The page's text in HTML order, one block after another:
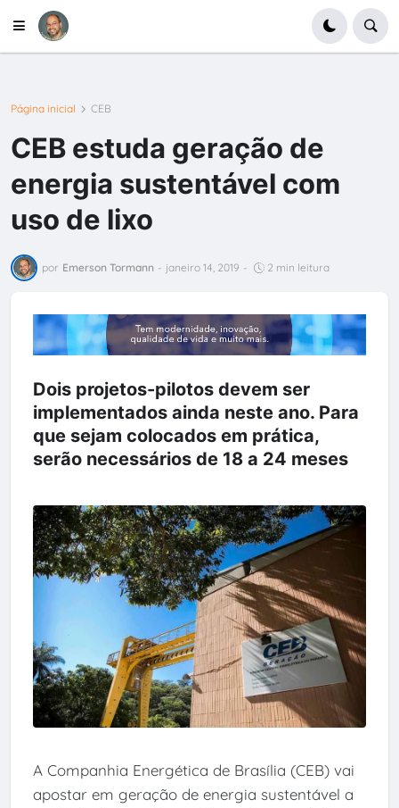
Página inicial CEB
CEB estuda geração de
energia sustentável com
uso de lixo
por Emerson Tormann - janeiro 14, 2019 - 2 min leitura
Dois projetos-pilotos devem ser
implementados ainda neste ano. Para
que sejam colocados em prática,
serão necessários de 18 a 24 meses
A Companhia Energética de Brasília (CEB) vai
apostar em geração de energia sustentável a